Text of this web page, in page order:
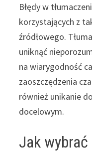
Błędy w
korzystających z
źródłowego.
uniknąć
na wiarygodność
zaoszczędzenia
również unikanie
docelowym.
Jak wybrać